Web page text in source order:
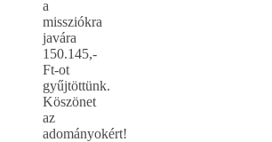
a
missziókra
javára
150.145,-
Ft-ot
gyűjtöttünk.
Köszönet
az
adományokért!